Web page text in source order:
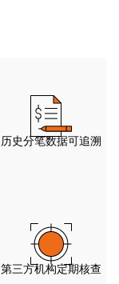
历史分笔数据可追溯
第三方机构定期核查